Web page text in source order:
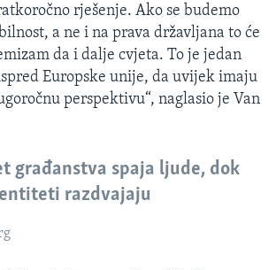
rješenje. Ako se budemo
a ne i na prava državljana to će
da i dalje cvjeta. To je jedan
Europske unije, da uvijek imaju
perspektivu“, naglasio je Van
građanstva spaja ljude, dok
razdvajaju